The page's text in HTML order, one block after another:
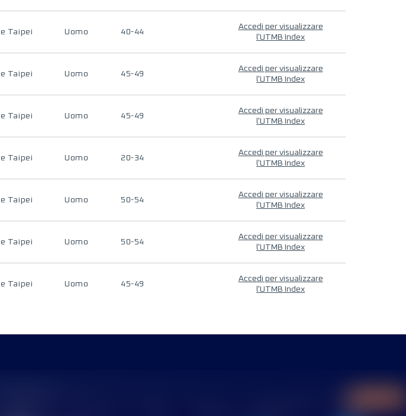
Taipei Uomo 40-44
Accedi per visualizzare
l'UTMB Index
Taipei Uomo 45-49
Accedi per visualizzare
l'UTMB Index
Taipei Uomo 45-49
Accedi per visualizzare
l'UTMB Index
Taipei Uomo 20-34
Accedi per visualizzare
l'UTMB Index
Taipei Uomo 50-54
Accedi per visualizzare
l'UTMB Index
Taipei Uomo 50-54
Accedi per visualizzare
l'UTMB Index
Taipei Uomo 45-49
Accedi per visualizzare
l'UTMB Index